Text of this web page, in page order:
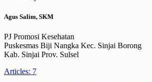
Agus Salim, SKM
PJ Promosi Kesehatan
Puskesmas Biji Nangka Kec. Sinjai Borong
Kab. Sinjai Prov. Sulsel
Articles: 7